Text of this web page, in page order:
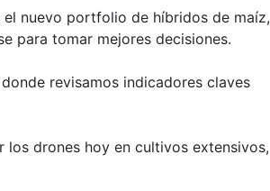
nuevo portfolio de híbridos de maíz,
para tomar mejores decisiones.
revisamos indicadores claves
los drones hoy en cultivos extensivos,